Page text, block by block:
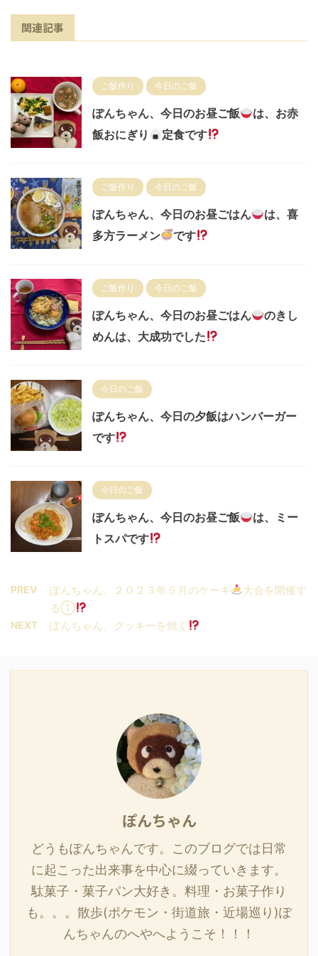
関連記事
ご飯作り 今日のご飯
ぽんちゃん、今日のお昼ご飯
は、お赤
飯おにぎり
定食です
ご飯作り 今日のご飯
ぽんちゃん、今日のお昼ごはん
は、喜
多方ラーメン
です
ご飯作り 今日のご飯
ぽんちゃん、今日のお昼ごはん
のきし
めんは、大成功でした
今日のご飯
ぽんちゃん、今日の夕飯はハンバーガー
です
今日のご飯
ぽんちゃん、今日のお昼ご飯
は、ミー
トスパです
PREV ぽんちゃん、２０２３年５月のケーキ
大会を開催す
る①
NEXT ぽんちゃん、クッキーを焼く
ぽんちゃん
どうもぽんちゃんです。このブログでは日常
に起こった出来事を中心に綴っていきます。
駄菓子・菓子パン大好き。料理・お菓子作り
も。。。散歩(ポケモン・街道旅・近場巡り)ぽ
んちゃんのへやへようこそ！！！